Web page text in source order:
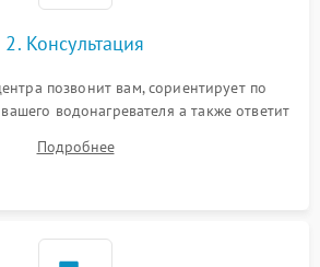
2. Консультация
позвонит вам, сориентирует по
водонагревателя а также ответит
Подробнее